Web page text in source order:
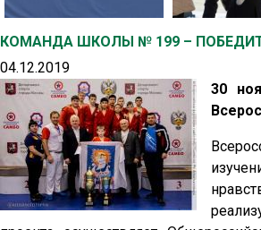
КОМАНДА ШКОЛЫ № 199 –
04.12.2019
30